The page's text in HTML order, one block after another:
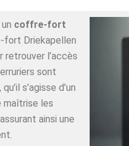
coffre-fort
fort Driekapellen
retrouver l’accès
sont
s’agisse d’un
maîtrise les
ainsi une